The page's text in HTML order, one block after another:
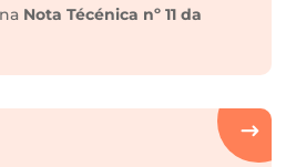
Nota Técénica nº 11 da